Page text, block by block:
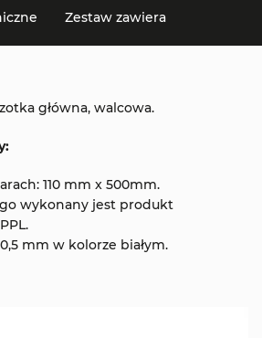
Zestaw zawiera
główna, walcowa.
110 mm x 500mm.
wykonany jest produkt
mm w kolorze białym.